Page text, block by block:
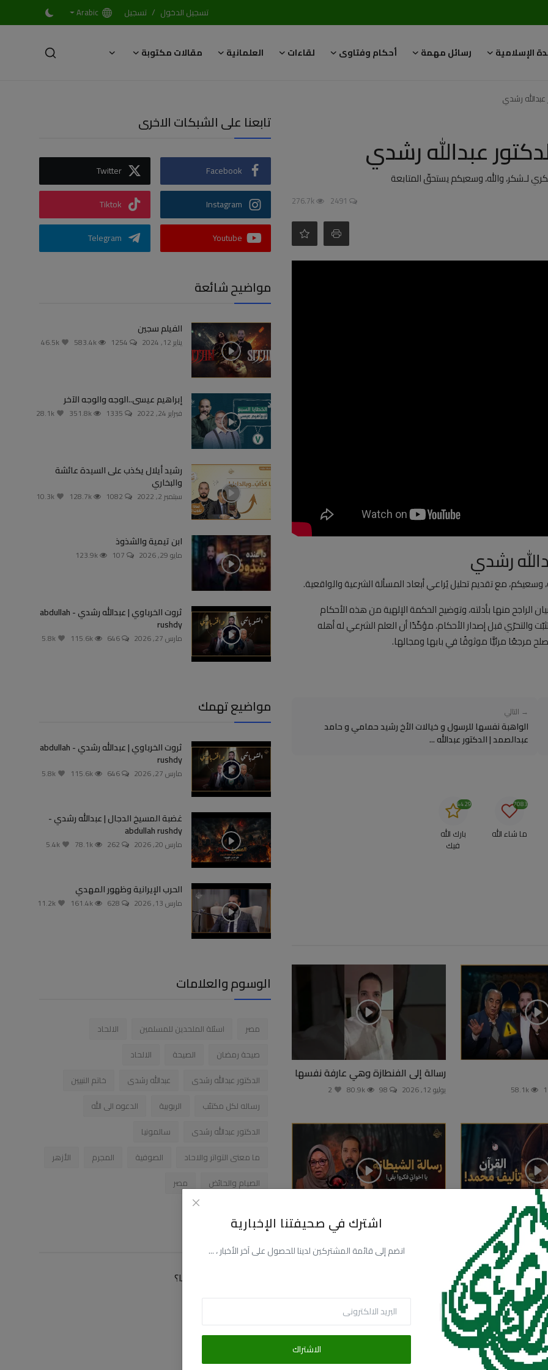
تسجيل الدخول / تسجيل Arabic
الإسلامية رسائل مهمة أحكام وفتاوى لقاءات العلمانية
مقالات مكتوبة
اشترك في صحيفتنا الإخبارية
انضم إلى قائمة المشتركين لدينا للحصول على آخر الأخبار ، ...
الاشتراك
رشدي
عبدالله رشدي
لـشكر، والله، وسعيكم يستحقّ المتابعة
2491
276.7k
رشدي
مع تقديم تحليل يُراعي أبعاد المسألة الشرعية والواقعية.
منها بأدلته، وتوضيح الحكمة الإلهية من هذه الأحكام
والتحرّي قبل إصدار الأحكام، مؤكّدًا أن العلم الشرعي له أهله
مرجعًا مرئيًّا موثوقًا في بابها ومجالها.
→ التالي
الواهبة نفسها للرسول و خيالات الأخ رشيد حمامي و حامد
عبدالصمد | الدكتور عبدالله ...
ما شاء الله
7083
بارك الله
فيك
4429
58.1k
رسالة إلى الفنطازة وهي عارفة نفسها
يوليو 12, 2026 80.9k
| عودة الكواينة
150
113.2k
1
تابعنا على الشبكات الاخرى
Facebook
Twitter
Instagram
Tiktok
Youtube
Telegram
مواضيح شائعة
الفيلم سجين
يناير 12, 2024 1254
583.4k
إبراهيم عيسى..الوجه والوجه الآخر
فبراير 24, 2022 1335
351.8k
رشيد أيلال يكذب على السيدة عائشة
والبخاري
سبتمبر 2, 2022 1082
128.7k
ابن تيمية والشذوذ
مايو 29, 2026 107
123.9k
ثروت الخرباوي | عبدالله رشدي - abdullah
rushdy
مارس 27, 2026 646
115.6k
مواضيع تهمك
ثروت الخرباوي | عبدالله رشدي - abdullah
rushdy
مارس 27, 2026 646
115.6k
غضبة المسيخ الدجال | عبدالله رشدي -
abdullah rushdy
مارس 20, 2026 262
78.1k
الحرب الإيرانية وظهور المهدي
مارس 13, 2026 628
161.4k
الوسوم والعلامات
مصر اسئلة الملحدين للمسلمين
الالحاد
صيحة رمضان
الصيحة
الالحاد
الدكتور عبدالله رشدى
عبدالله رشدى
خاتم النبيين
رساله لكل مكتئب
الربوبية
الدعوه الى الله
الدكتور عبدالله رشدى
سالمونيا
ما معنى التواتر والاحاد
الصوفية المجرم
الأزهر
الصيام والحائض
مصر
زاوية التصويت
كيف توصلت الى موقعنا؟
عن طريق البحث
عن طريق فيسبوك
عن طريق اليوتيوب
عن طريق صديق لى